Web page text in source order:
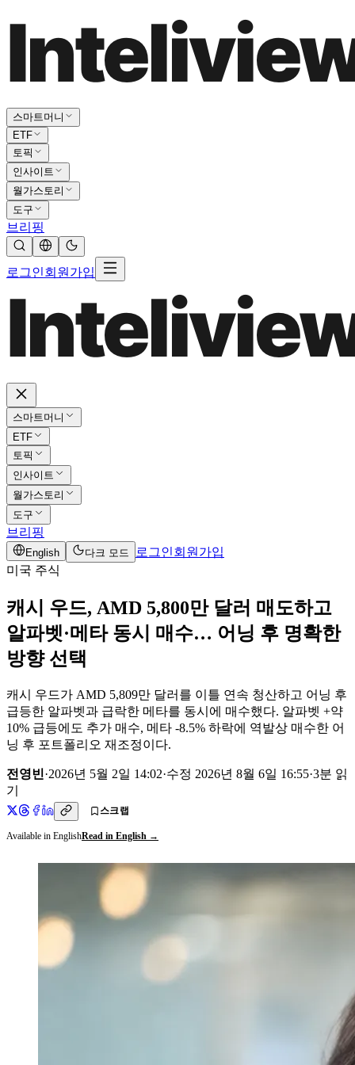
스마트머니
ETF
토픽
인사이트
월가스토리
도구
브리핑
로그인회원가입
스마트머니
ETF
토픽
인사이트
월가스토리
도구
브리핑
English 다크 모드 로그인회원가입
미국 주식
캐시 우드, AMD 5,800만 달러 매도하고
알파벳·메타 동시 매수… 어닝 후 명확한
방향 선택
캐시 우드가 AMD 5,809만 달러를 이틀 연속 청산하고 어닝 후
급등한 알파벳과 급락한 메타를 동시에 매수했다. 알파벳 +약
10% 급등에도 추가 매수, 메타 -8.5% 하락에 역발상 매수한 어
닝 후 포트폴리오 재조정이다.
전영빈·2026년 5월 2일 14:02·수정 2026년 8월 6일 16:55·3분 읽
기
스크랩
Available in EnglishRead in English →